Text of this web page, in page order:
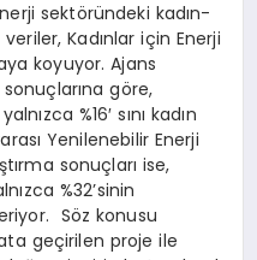
sektöründeki kadın-
Kadınlar için Enerji
koyuyor. Ajans
göre,
%16′ sını kadın
Yenilenebilir Enerji
sonuçları ise,
%32’sinin
Söz konusu
geçirilen proje ile